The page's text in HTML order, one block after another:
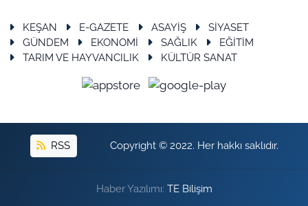
KEŞAN E-GAZETE ASAYİŞ
SİYASET
GÜNDEM
EKONOMİ SAĞLIK
EĞİTİM
TARIM VE HAYVANCILIK
KÜLTÜR SANAT
RSS Copyright © 2022. Her hakkı saklıdır.
Haber Yazılımı: TE Bilişim